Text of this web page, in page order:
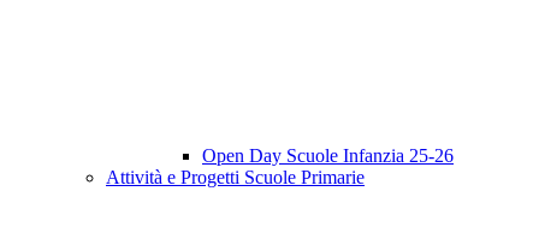
Open Day Scuole Infanzia 25-26
Attività e Progetti Scuole Primarie